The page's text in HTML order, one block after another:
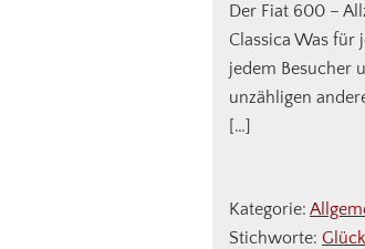
Der Fiat 600 –
Classica Was für
jedem Besucher
unzähligen
[…]
Kategorie:
Stichworte: